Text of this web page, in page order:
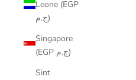
Leone (EGP
ج.م)
Singapore
(EGP ج.م)
Sint